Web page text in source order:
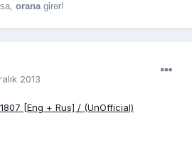
orana girər!
2013
[Eng + Rus] / (UnOfficial)